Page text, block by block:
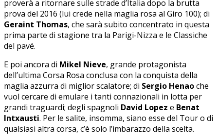
proverà a ritornare sulle strade d’Italia dopo la brutta
prova del 2016 (lui crede nella maglia rosa al Giro 100); di
Geraint Thomas, che sarà subito concentrato in questa
prima parte di stagione tra la Parigi-Nizza e le Classiche
del pavé.
E poi ancora di Mikel Nieve, grande protagonista
dell’ultima Corsa Rosa conclusa con la conquista della
maglia azzurra di miglior scalatore; di Sergio Henaoche
vuol cercare di emulare i tanti connazionali in lotta per
grandi traguardi; degli spagnoli David Lopez e Benat
Intxausti. Per le salite, insomma, siano esse del Tour o di
qualsiasi altra corsa, c’è solo l’imbarazzo della scelta.